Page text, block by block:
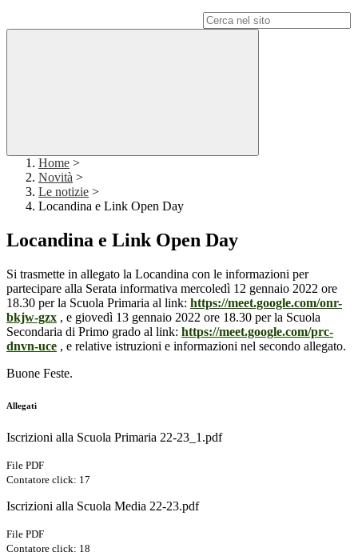
Home >
Novità >
Le notizie >
Locandina e Link Open Day
Locandina e Link Open Day
Si trasmette in allegato la Locandina con le informazioni per
partecipare alla Serata informativa mercoledì 12 gennaio 2022 ore
18.30 per la Scuola Primaria al link: https://meet.google.com/onr-
bkjw-gzx , e giovedì 13 gennaio 2022 ore 18.30 per la Scuola
Secondaria di Primo grado al link: https://meet.google.com/prc-
dnvn-uce , e relative istruzioni e informazioni nel secondo allegato.
Buone Feste.
Allegati
Iscrizioni alla Scuola Primaria 22-23_1.pdf
File PDF
Contatore click: 17
Iscrizioni alla Scuola Media 22-23.pdf
File PDF
Contatore click: 18